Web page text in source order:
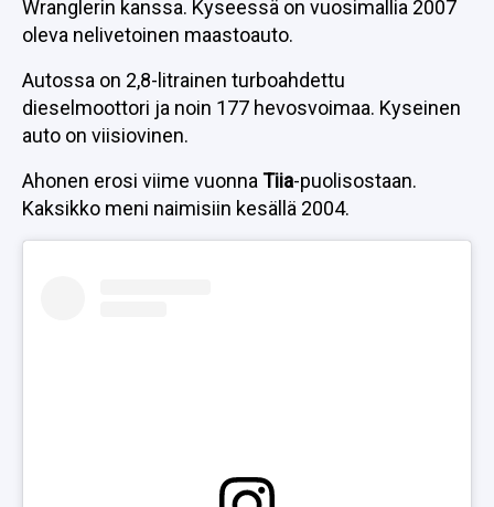
Wranglerin kanssa. Kyseessä on vuosimallia 2007
oleva nelivetoinen maastoauto.
Autossa on 2,8-litrainen turboahdettu
dieselmoottori ja noin 177 hevosvoimaa. Kyseinen
auto on viisiovinen.
Ahonen erosi viime vuonna Tiia-puolisostaan.
Kaksikko meni naimisiin kesällä 2004.